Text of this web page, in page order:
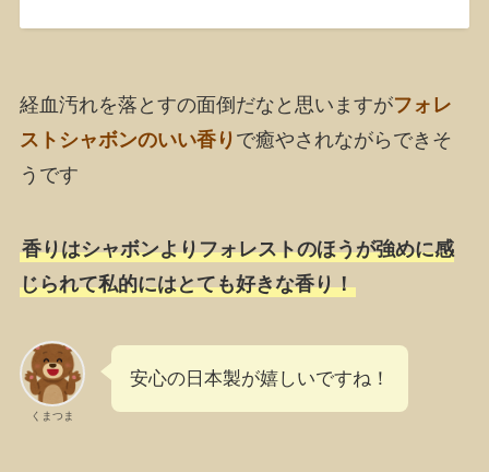
経血汚れを落とすの面倒だなと思いますがフォレ
ストシャボンのいい香り で癒やされながらできそ
うです
香りはシャボンよりフォレストのほうが強めに感
じられて私的にはとても好きな香り！
くまつま
安心の日本製が嬉しいですね！